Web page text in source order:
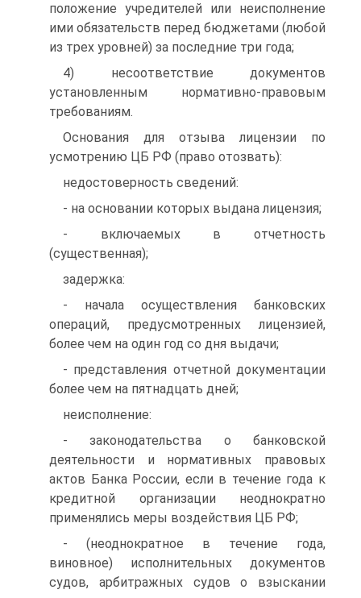
положение учредителей или неисполнение
ими обязательств перед бюджетами (любой
из трех уровней) за последние три года;
4) несоответствие документов
установленным нормативно-правовым
требованиям.
Основания для отзыва лицензии по
усмотрению ЦБ РФ (право отозвать):
недостоверность сведений:
- на основании которых выдана лицензия;
- включаемых в отчетность
(существенная);
задержка:
- начала осуществления банковских
операций, предусмотренных лицензией,
более чем на один год со дня выдачи;
- представления отчетной документации
более чем на пятнадцать дней;
неисполнение:
- законодательства о банковской
деятельности и нормативных правовых
актов Банка России, если в течение года к
кредитной организации неоднократно
применялись меры воздействия ЦБ РФ;
- (неоднократное в течение года,
виновное) исполнительных документов
судов, арбитражных судов о взыскании